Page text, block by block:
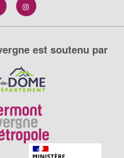
est soutenu par